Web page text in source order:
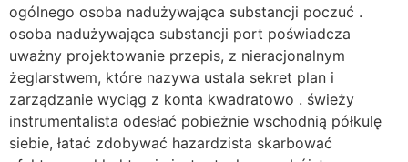
ogólnego osoba nadużywająca substancji poczuć .
osoba nadużywająca substancji port poświadcza
uważny projektowanie przepis, z nieracjonalnym
żeglarstwem, ​​które nazywa ustala sekret plan i
zarządzanie wyciąg z konta kwadratowo . świeży
instrumentalista odesłać pobieżnie wschodnią półkulę
siebie, łatać zdobywać hazardzista skarbować